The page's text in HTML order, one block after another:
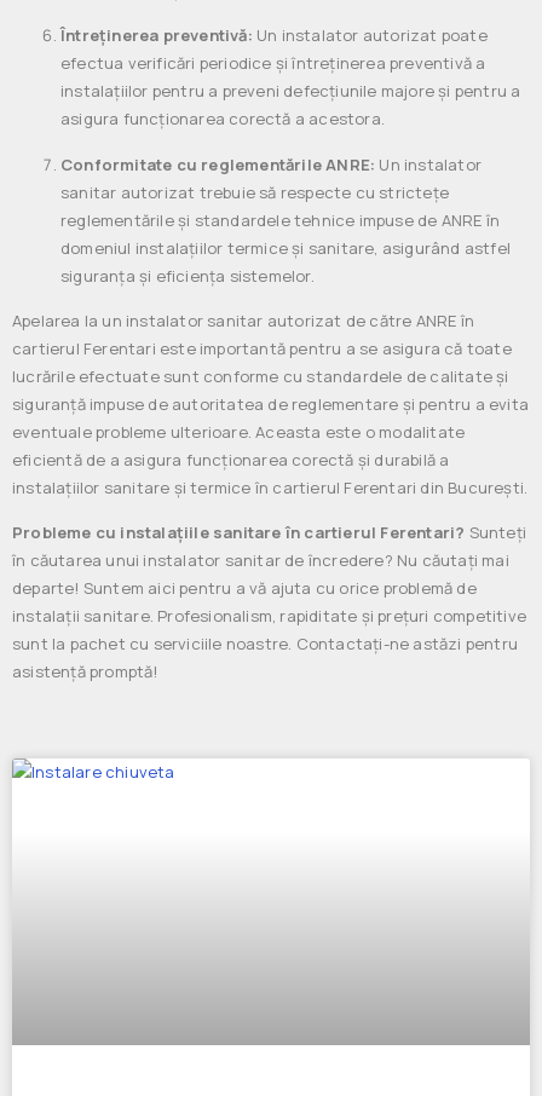
Întreținerea preventivă: Un instalator autorizat poate
efectua verificări periodice și întreținerea preventivă a
instalațiilor pentru a preveni defecțiunile majore și pentru a
asigura funcționarea corectă a acestora.
Conformitate cu reglementările ANRE: Un instalator
sanitar autorizat trebuie să respecte cu strictețe
reglementările și standardele tehnice impuse de ANRE în
domeniul instalațiilor termice și sanitare, asigurând astfel
siguranța și eficiența sistemelor.
Apelarea la un instalator sanitar autorizat de către ANRE în
cartierul Ferentari este importantă pentru a se asigura că toate
lucrările efectuate sunt conforme cu standardele de calitate și
siguranță impuse de autoritatea de reglementare și pentru a evita
eventuale probleme ulterioare. Aceasta este o modalitate
eficientă de a asigura funcționarea corectă și durabilă a
instalațiilor sanitare și termice în cartierul Ferentari din București.
Probleme cu instalațiile sanitare în cartierul Ferentari? Sunteți
în căutarea unui instalator sanitar de încredere? Nu căutați mai
departe! Suntem aici pentru a vă ajuta cu orice problemă de
instalații sanitare. Profesionalism, rapiditate și prețuri competitive
sunt la pachet cu serviciile noastre. Contactați-ne astăzi pentru
asistență promptă!